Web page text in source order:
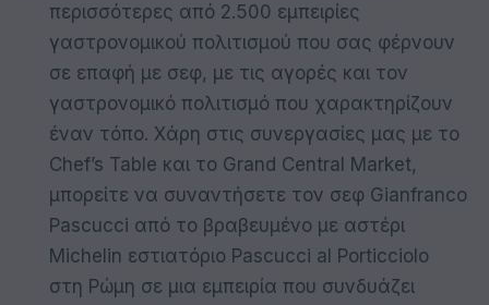
περισσότερες από 2.500 εμπειρίες
γαστρονομικού πολιτισμού που σας φέρνουν
σε επαφή με σεφ, με τις αγορές και τον
γαστρονομικό πολιτισμό που χαρακτηρίζουν
έναν τόπο. Χάρη στις συνεργασίες μας με το
Chef’s Table και το Grand Central Market,
μπορείτε να συναντήσετε τον σεφ Gianfranco
Pascucci από το βραβευμένο με αστέρι
Michelin εστιατόριο Pascucci al Porticciolo
στη Ρώμη σε μια εμπειρία που συνδυάζει